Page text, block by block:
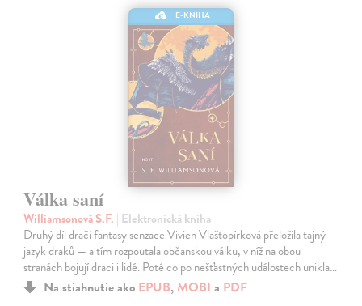
E-KNIHA
Válka saní
Williamsonová S.F. | Elektronická kniha
Druhý díl dračí fantasy senzace Vivien Vlaštopírková přeložila tajný
jazyk draků — a tím rozpoutala občanskou válku, v níž na obou
stranách bojují draci i lidé. Poté co po nešťastných událostech unikla…
Na stiahnutie ako EPUB, MOBI a PDF